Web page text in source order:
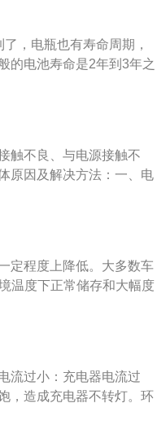
时内就能充满电。2.夜
看护。一旦发现充电器上
佳的环境温度是25°C。
并且调温的环境里，避免
电动车在充电时，要仔
塞消防车通道，应将车
私拉乱接电线及飞线充
20%左右就一定要进行充
以配一个过充保护的充
，插电时应该先把插头
定，电瓶和充电器都不应
后不要立马进行充电，正
免电池爆炸或充电器发热
，电瓶也有寿命周期，
的电池寿命是2年到3年之
好，导致电瓶使用周期
人员进行更换保险丝。
业的人员进行解决。5、
电器拔下，再重新插上，
。6、充电器故障，当充
池充不满电。解决方法：
要对整车线路进行检修。
，电池出现冲撞而导致
点，如果确定是这种原因
度，造成碳刷与滑环不能
触不良、与电源接触不
原因及解决方法：一、电
电动车已经无法充电，首
电池。二、保险丝断开如
的是去专门的电动车维修
。三、接触不良当保险管
不进电或者充不满的情
样就可以解决充不满或者
良导致的电动车充不进电
保证接触无碍，再看是否
或者解除不良，也会导致
已经失去了充电的功能，
定程度上降低。大多数车
温度下正常储存和大幅度
境的2/3甚至更低。许多
电桩的判断机制。认为插
恢复工作时，没有电源输
座都不会保持电源供应，
确保有足够的电源给电池
流过小：充电器电流过
，造成充电器不转灯。环
电电压达不到限定电压